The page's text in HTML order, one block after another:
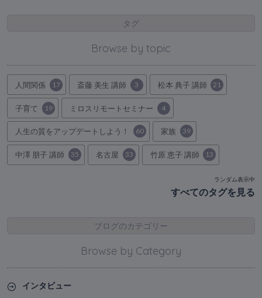
タグ
Browse by topic
人間関係 17 斎藤 美生 講師 3 松本 典子 講師 21
子育て 19 ミロスリモートセミナー 4
人生の質をアップデートしよう！ 60 家族 39
中澤 朋子 講師 35 名古屋 33 竹原 恵子 講師 13
ランダム表示中
すべてのタグを見る
ブログのカテゴリー
Browse by Category
インタビュー